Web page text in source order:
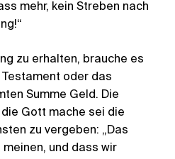
mehr, kein Streben nach
zu erhalten, brauche es
oder das
Summe Geld. Die
Gott mache sei die
zu vergeben: „Das
und dass wir